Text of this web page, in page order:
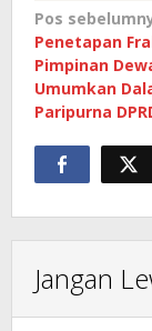
pos
Pos
Penetapan
Pimpinan
Umumkan
Paripurna
Jangan